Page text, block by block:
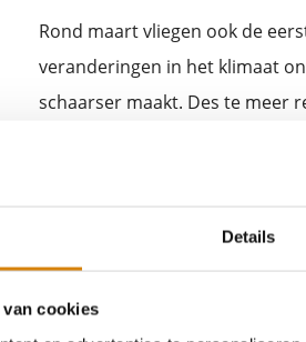
Details
cookies
Rond maart vliegen ook de
veranderingen in het klimaat
schaarser maakt. Des te meer
grond te stoppen. Plant ze bij
wortels. Zo kunnen ze in het
bloei zetten, klaar om
Bollen voor de biodiversiteit